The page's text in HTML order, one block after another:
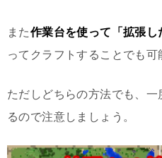
また作業台を使って「拡張し
ってクラフトすることでも可
ただしどちらの方法でも、
るので注意しましょう。